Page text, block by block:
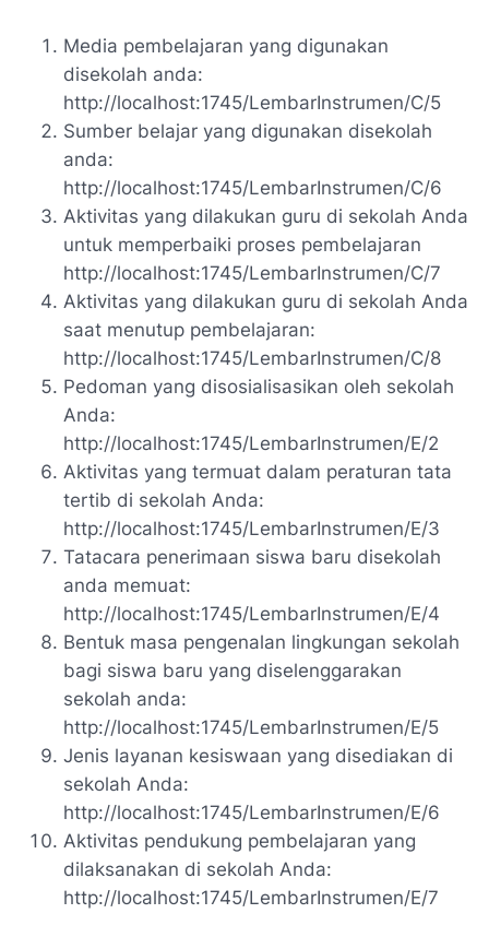
Media pembelajaran yang digunakan
disekolah anda:
http://localhost:1745/LembarInstrumen/C/5
Sumber belajar yang digunakan disekolah
anda:
http://localhost:1745/LembarInstrumen/C/6
Aktivitas yang dilakukan guru di sekolah Anda
untuk memperbaiki proses pembelajaran
http://localhost:1745/LembarInstrumen/C/7
Aktivitas yang dilakukan guru di sekolah Anda
saat menutup pembelajaran:
http://localhost:1745/LembarInstrumen/C/8
Pedoman yang disosialisasikan oleh sekolah
Anda:
http://localhost:1745/LembarInstrumen/E/2
Aktivitas yang termuat dalam peraturan tata
tertib di sekolah Anda:
http://localhost:1745/LembarInstrumen/E/3
Tatacara penerimaan siswa baru disekolah
anda memuat:
http://localhost:1745/LembarInstrumen/E/4
Bentuk masa pengenalan lingkungan sekolah
bagi siswa baru yang diselenggarakan
sekolah anda:
http://localhost:1745/LembarInstrumen/E/5
Jenis layanan kesiswaan yang disediakan di
sekolah Anda:
http://localhost:1745/LembarInstrumen/E/6
Aktivitas pendukung pembelajaran yang
dilaksanakan di sekolah Anda:
http://localhost:1745/LembarInstrumen/E/7